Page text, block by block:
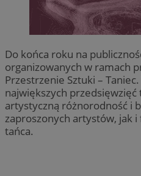
Do końca roku na
organizowanych w ramach
Przestrzenie Sztuki –
największych
artystyczną różnorodność i
zaproszonych artystów, jak i
tańca.